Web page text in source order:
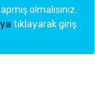
olmalısınız.
tıklayarak giriş